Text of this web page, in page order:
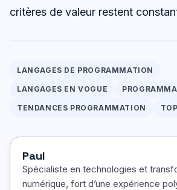
critères de valeur restent
LANGAGES DE PROGRAMMATION
LANGAGES EN VOGUE
TENDANCES PROGRAMMATION
Paul
Spécialiste en technologies et
numérique, fort d’une expérience